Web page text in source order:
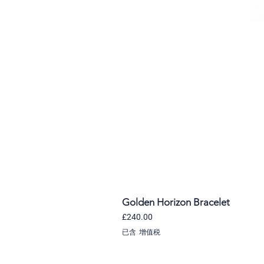
Golden Horizon Bracelet
價格
£240.00
已含 增值税